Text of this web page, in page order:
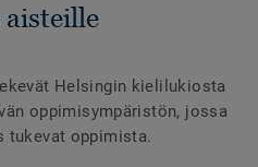
Helsingin kielilukiosta
oppimisympäristön, jossa
tukevat oppimista.